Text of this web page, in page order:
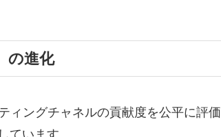
の進化
ィングチャネルの貢献度を公平に評価